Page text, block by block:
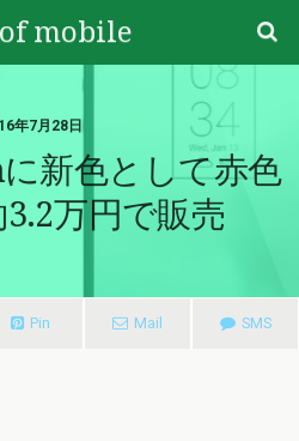
mobile
年7月28日
新色として赤色
万円で販売
Pin Mail SMS